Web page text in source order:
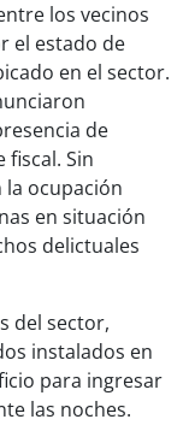
los vecinos
el estado de
en el sector.
de
Sin
la ocupación
en situación
delictuales
del sector,
instalados en
para ingresar
las noches.